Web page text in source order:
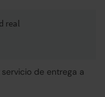
real
servicio de entrega a